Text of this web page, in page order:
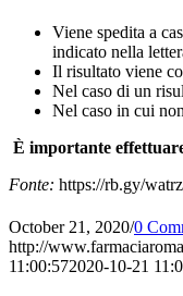
Viene spedita a
indicato nella
Il risultato viene
Nel caso di un
Nel caso in cui
È importante
Fonte: https://rb.gy/
October 21, 2020/0
http://
11:00:572020-10-21